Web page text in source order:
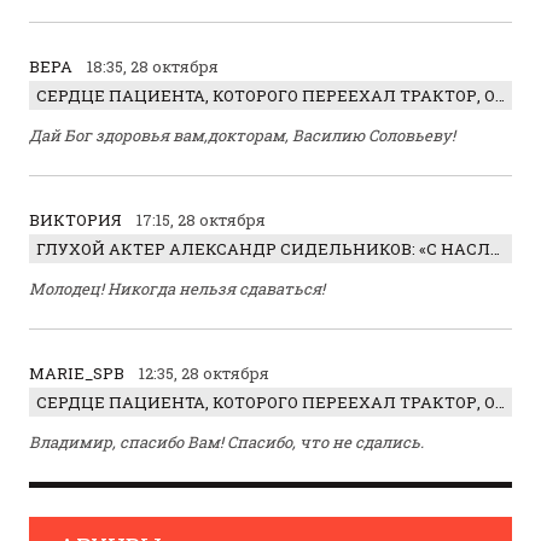
ВЕРА
18:35, 28 октября
СЕРДЦЕ ПАЦИЕНТА, КОТОРОГО ПЕРЕЕХАЛ ТРАКТОР, ОБНАРУЖИЛИ… В ЖИВОТЕ
Дай Бог здоровья вам,докторам, Василию Соловьеву!
ВИКТОРИЯ
17:15, 28 октября
ГЛУХОЙ АКТЕР АЛЕКСАНДР СИДЕЛЬНИКОВ: «С НАСЛАЖДЕНИЕМ ИГРАЛ ОТРИЦАТЕЛЬНОГО ГЕРОЯ!»
Молодец! Никогда нельзя сдаваться!
MARIE_SPB
12:35, 28 октября
СЕРДЦЕ ПАЦИЕНТА, КОТОРОГО ПЕРЕЕХАЛ ТРАКТОР, ОБНАРУЖИЛИ… В ЖИВОТЕ
Владимир, спасибо Вам! Спасибо, что не сдались.